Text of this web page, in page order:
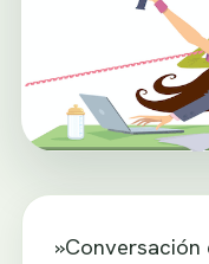
»Conversación